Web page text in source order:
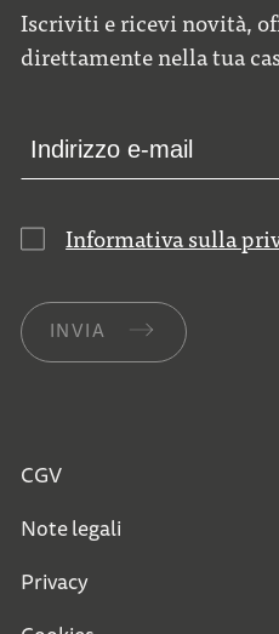
Iscriviti e ricevi novità,
direttamente nella tua
Informativa sulla
INVIA
CGV
Note legali
Privacy